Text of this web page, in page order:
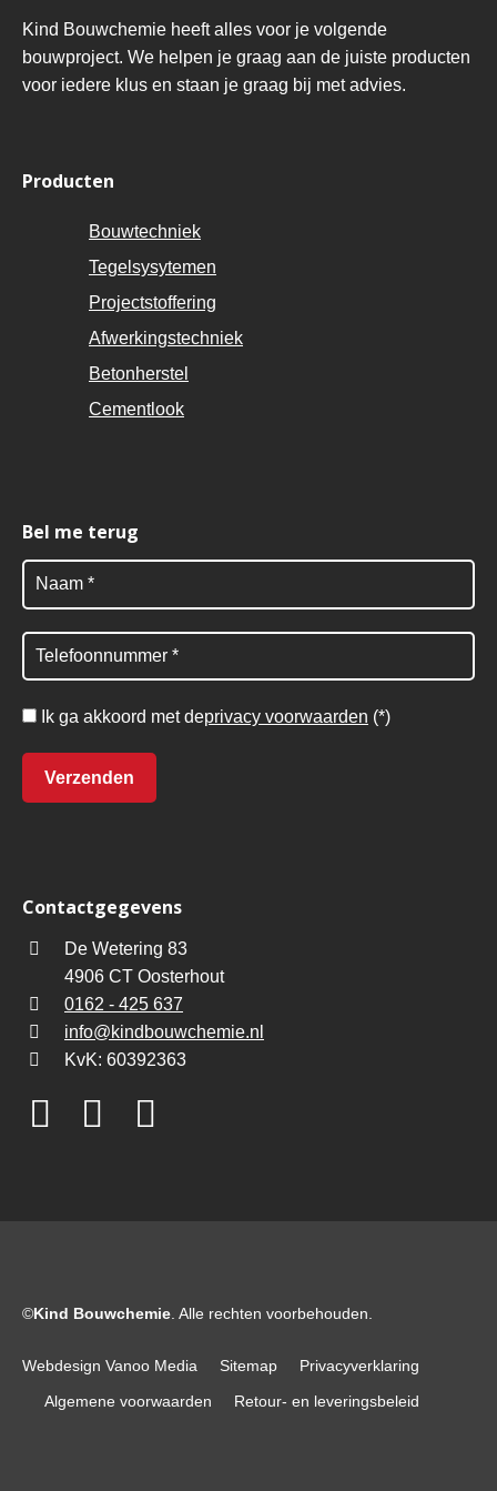
Kind Bouwchemie heeft alles voor je volgende
bouwproject. We helpen je graag aan de juiste producten
voor iedere klus en staan je graag bij met advies.
Producten
Bouwtechniek
Tegelsysytemen
Projectstoffering
Afwerkingstechniek
Betonherstel
Cementlook
Bel me terug
Ik ga akkoord met deprivacy voorwaarden (*)
Contactgegevens
De Wetering 83
4906 CT Oosterhout
0162 - 425 637
info@kindbouwchemie.nl
KvK: 60392363
©Kind Bouwchemie . Alle rechten voorbehouden.
Webdesign Vanoo Media Sitemap
Privacyverklaring
Algemene voorwaarden
Retour- en leveringsbeleid